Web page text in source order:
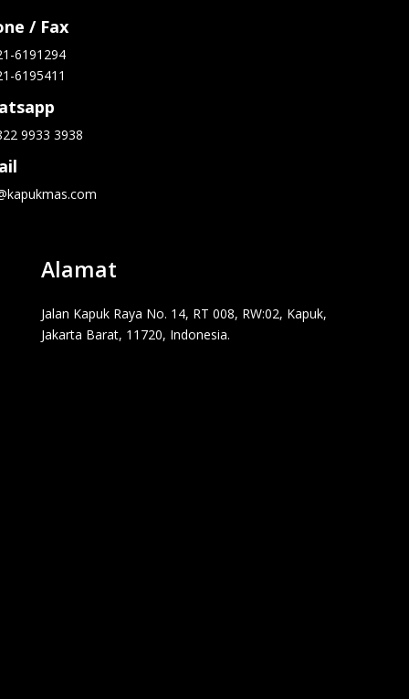
/ Fax
6191294
6195411
9933 3938
Alamat
Jalan Kapuk Raya No. 14, RT 008, RW:02, Kapuk,
Jakarta Barat, 11720, Indonesia.